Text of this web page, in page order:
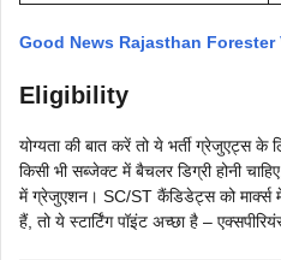
Good News Rajasthan Forester
Eligibility
योग्यता की बात करें तो ये भर्ती ग्रेजुएट्स
किसी भी सब्जेक्ट में बैचलर डिग्री होनी
में ग्रेजुएशन। SC/ST कैंडिडेट्स को
हैं, तो ये स्टार्टिंग पॉइंट अच्छा है –